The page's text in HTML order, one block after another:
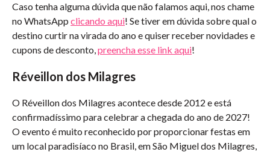
Caso tenha alguma dúvida que não falamos aqui, nos chame
no WhatsApp clicando aqui! Se tiver em dúvida sobre qual o
destino curtir na virada do ano e quiser receber novidades e
cupons de desconto,preencha esse link aqui!
Réveillon dos Milagres
O Réveillon dos Milagres acontece desde 2012 e está
confirmadíssimo para celebrar a chegada do ano de 2027!
O evento é muito reconhecido por proporcionar festas em
um local paradisíaco no Brasil, em São Miguel dos Milagres,